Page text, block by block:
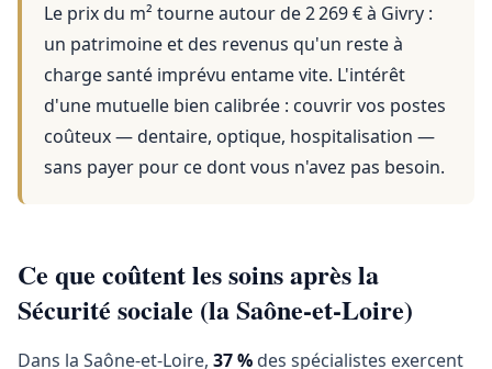
Le prix du m² tourne autour de 2 269 €à Givry :
un patrimoine et des revenus qu'un reste à
charge santé imprévu entame vite. L'intérêt
d'une mutuelle bien calibrée : couvrir vos postes
coûteux — dentaire, optique, hospitalisation —
sans payer pour ce dont vous n'avez pas besoin.
Ce que coûtent les soins après la
Sécurité sociale (la Saône-et-Loire)
Dans la Saône-et-Loire, 37 % des spécialistes exercent